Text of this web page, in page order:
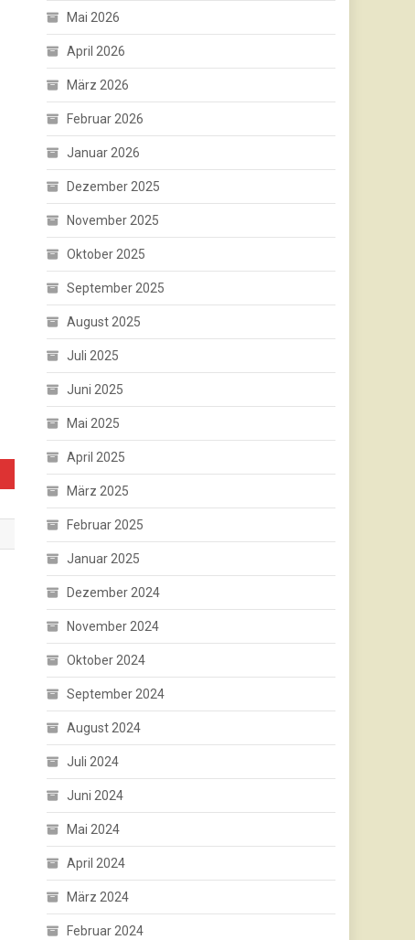
Mai 2026
April 2026
März 2026
Februar 2026
Januar 2026
Dezember 2025
November 2025
Oktober 2025
September 2025
August 2025
Juli 2025
Juni 2025
Mai 2025
April 2025
März 2025
Februar 2025
Januar 2025
Dezember 2024
November 2024
Oktober 2024
September 2024
August 2024
Juli 2024
Juni 2024
Mai 2024
April 2024
März 2024
Februar 2024